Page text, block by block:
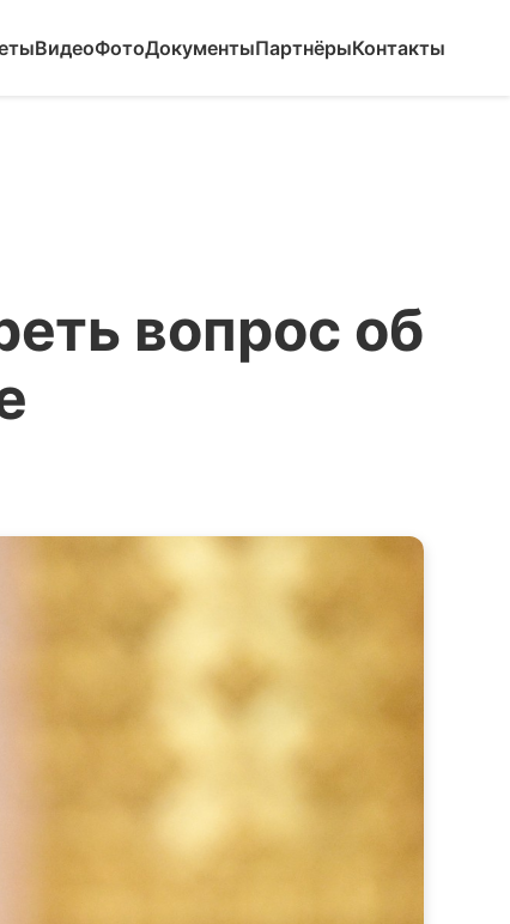
ВидеоФотоДокументыПартнёрыКонтакты
вопрос об